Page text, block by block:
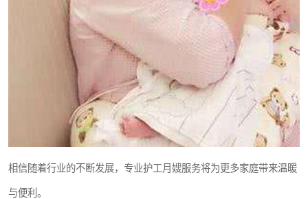
相信随着行业的不断发展，专业护工月嫂服务将为更多家庭带来温暖
与便利。